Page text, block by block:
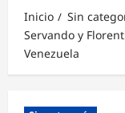
Inicio
Sin
Servando y
Venezuela